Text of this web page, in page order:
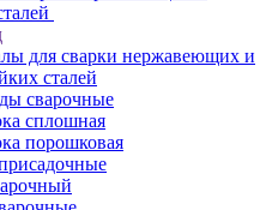
для сварки нержавеющих и
сталей
сварочные
сплошная
порошковая